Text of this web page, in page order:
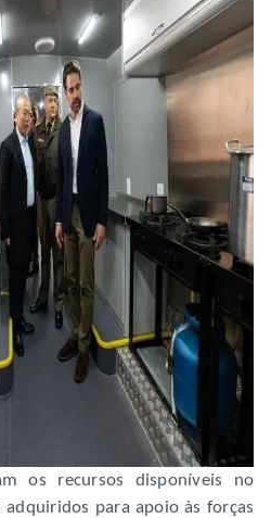
os recursos disponíveis no
para apoio às forças